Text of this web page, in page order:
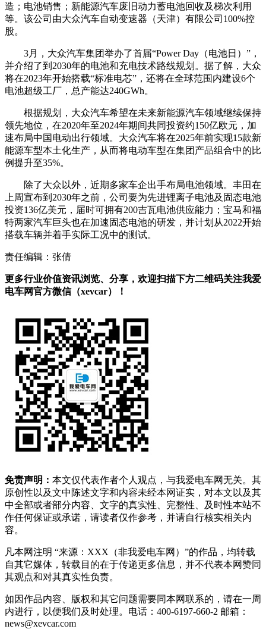
造；电池销售；新能源汽车废旧动力蓄电池回收及梯次利用
等。该公司由大众汽车自动变速器（天津）有限公司100%控
股。
3月，大众汽车集团举办了首届“Power Day（电池日）”，
并介绍了到2030年的电池和充电技术路线规划。据了解，大众
将在2023年开始搭载“标准电芯”，还将在全球范围内建设6个
电池超级工厂，总产能达240GWh。
根据规划，大众汽车希望在未来新能源汽车领域继续保持
领先地位，在2020年至2024年期间共同投资约150亿欧元，加
速布局中国电动出行领域。大众汽车将在2025年前实现15款新
能源车型本土化生产，从而将电动车型在集团产品组合中的比
例提升至35%。
除了大众以外，近期多家车企出手布局电池领域。丰田在
上周宣布到2030年之前，公司要为先进锂离子电池及固态电池
投资136亿美元，届时可拥有200吉瓦电池供应能力；宝马和福
特两家汽车巨头也在加速固态电池的研发，并计划从2022开始
搭载车辆并着手实际工况中的测试。
责任编辑：张倩
更多行业价值资讯浏览、分享，欢迎扫描下方二维码关注我爱
电车网官方微信（xevcar）！
免责声明： 本文仅代表作者个人观点，与我爱电车网无关。其
原创性以及文中陈述文字和内容未经本网证实，对本文以及其
中全部或者部分内容、文字的真实性、完整性、及时性本站不
作任何保证或承诺，请读者仅作参考，并请自行核实相关内
容。
凡本网注明 “来源：XXX（非我爱电车网）”的作品，均转载
自其它媒体，转载目的在于传递更多信息，并不代表本网赞同
其观点和对其真实性负责。
如因作品内容、版权和其它问题需要同本网联系的，请在一周
内进行，以便我们及时处理。电话：400-6197-660-2 邮箱：
news@xevcar.com